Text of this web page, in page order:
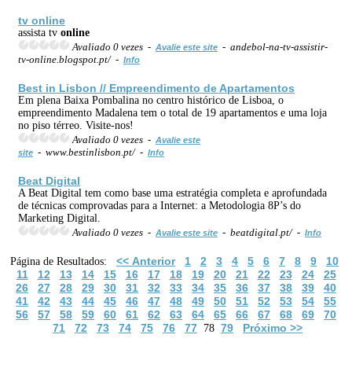
tv online
assista tv online
Avaliado 0 vezes - Avalie este site - andebol-na-tv-assistir-
tv-online.blogspot.pt/ - Info
Best in Lisbon // Empreendimento de Apartamentos
Em plena Baixa Pombalina no centro histórico de Lisboa, o
empreendimento Madalena tem o total de 19 apartamentos e uma loja
no piso térreo. Visite-nos!
Avaliado 0 vezes - Avalie este
site - www.bestinlisbon.pt/ - Info
Beat Digital
A Beat Digital tem como base uma estratégia completa e aprofundada
de técnicas comprovadas para a Internet: a Metodologia 8P’s do
Marketing Digital.
Avaliado 0 vezes - Avalie este site - beatdigital.pt/ - Info
Página de Resultados: << Anterior 1 2 3 4 5 6 7 8 9
10
11
12 13 14 15 16 17 18 19 20 21 22 23 24
25
26
27 28 29 30 31 32 33 34 35 36 37 38 39
40
41
42 43 44 45 46 47 48 49 50 51 52 53 54
55
56
57 58 59 60 61 62 63 64 65 66 67 68 69
70
71
72 73 74 75 76 77 78 79 Próximo >>